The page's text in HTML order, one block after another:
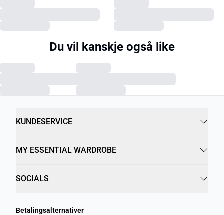
Du vil kanskje også like
KUNDESERVICE
MY ESSENTIAL WARDROBE
SOCIALS
Betalingsalternativer